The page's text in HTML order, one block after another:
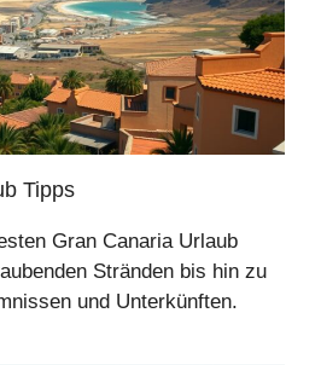
Tipps
Gran Canaria Urlaub
Stränden bis hin zu
und Unterkünften.